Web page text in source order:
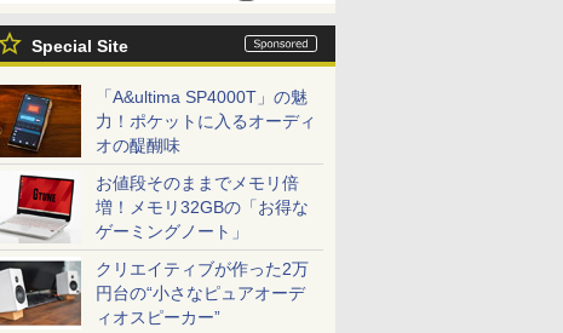
Special Site
「A&ultima SP4000T」の魅
力！ポケットに入るオーディ
オの醍醐味
お値段そのままでメモリ倍
増！メモリ32GBの「お得な
ゲーミングノート」
クリエイティブが作った2万
円台の“小さなピュアオーデ
ィオスピーカー”